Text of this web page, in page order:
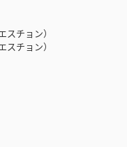
チョン）
チョン）